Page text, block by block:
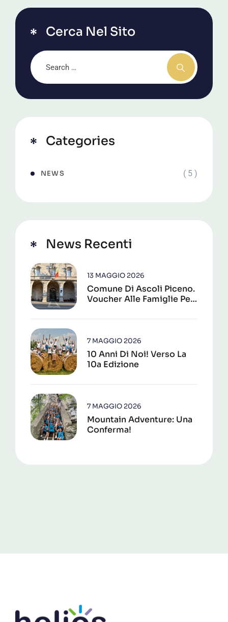
Cerca Nel Sito
Categories
NEWS ( 5 )
News Recenti
Comune Di Ascoli Piceno.
Voucher Alle Famiglie Per
Estivi 2026
13 MAGGIO 2026
10 Anni Di Noi! Verso La
10a Edizione
7 MAGGIO 2026
Mountain Adventure: Una
Conferma!
7 MAGGIO 2026